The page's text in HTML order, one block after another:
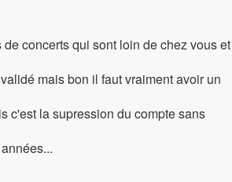
concerts qui sont loin de chez vous et
mais bon il faut vraiment avoir un
c'est la supression du compte sans